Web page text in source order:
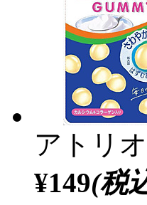
アトリ
¥149(税